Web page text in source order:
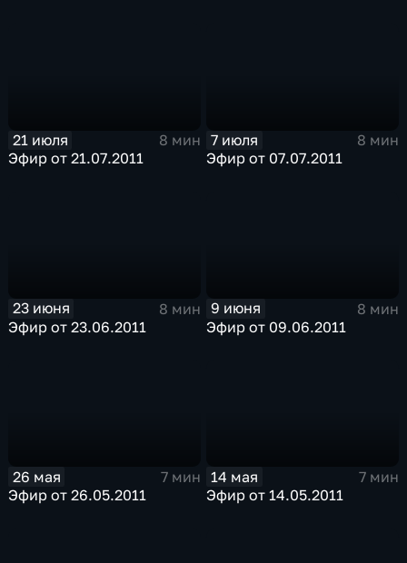
21 июля
8 мин
Эфир от 21.07.2011
7 июля
8 мин
Эфир от 07.07.2011
23 июня
8 мин
Эфир от 23.06.2011
9 июня
8 мин
Эфир от 09.06.2011
26 мая
7 мин
Эфир от 26.05.2011
14 мая
7 мин
Эфир от 14.05.2011